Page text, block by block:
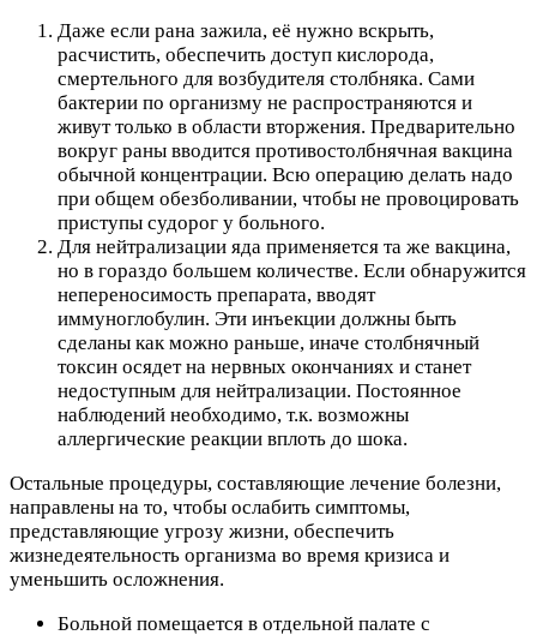
Даже если рана зажила, её нужно вскрыть,
расчистить, обеспечить доступ кислорода,
смертельного для возбудителя столбняка. Сами
бактерии по организму не распространяются и
живут только в области вторжения. Предварительно
вокруг раны вводится противостолбнячная вакцина
обычной концентрации. Всю операцию делать надо
при общем обезболивании, чтобы не провоцировать
приступы судорог у больного.
Для нейтрализации яда применяется та же вакцина,
но в гораздо большем количестве. Если обнаружится
непереносимость препарата, вводят
иммуноглобулин. Эти инъекции должны быть
сделаны как можно раньше, иначе столбнячный
токсин осядет на нервных окончаниях и станет
недоступным для нейтрализации. Постоянное
наблюдений необходимо, т.к. возможны
аллергические реакции вплоть до шока.
Остальные процедуры, составляющие лечение болезни,
направлены на то, чтобы ослабить симптомы,
представляющие угрозу жизни, обеспечить
жизнедеятельность организма во время кризиса и
уменьшить осложнения.
Больной помещается в отдельной палате с